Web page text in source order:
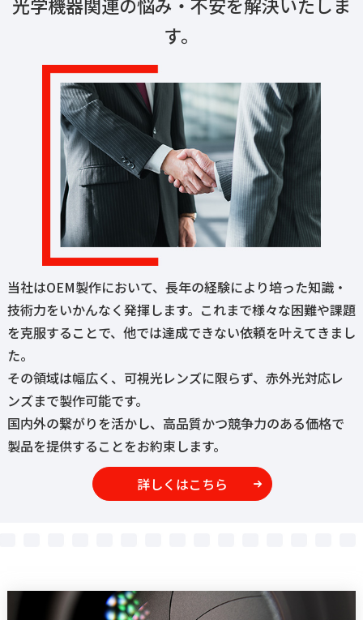
す。
当社はOEM製作において、長年の経験により培った知識・
技術力をいかんなく発揮します。これまで様々な困難や課題
を克服することで、他では達成できない依頼を叶えてきまし
た。
その領域は幅広く、可視光レンズに限らず、赤外光対応レ
ンズまで製作可能です。
国内外の繋がりを活かし、高品質かつ競争力のある価格で
製品を提供することをお約束します。
詳しくはこちら